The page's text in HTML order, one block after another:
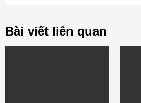
Bài viết liên quan